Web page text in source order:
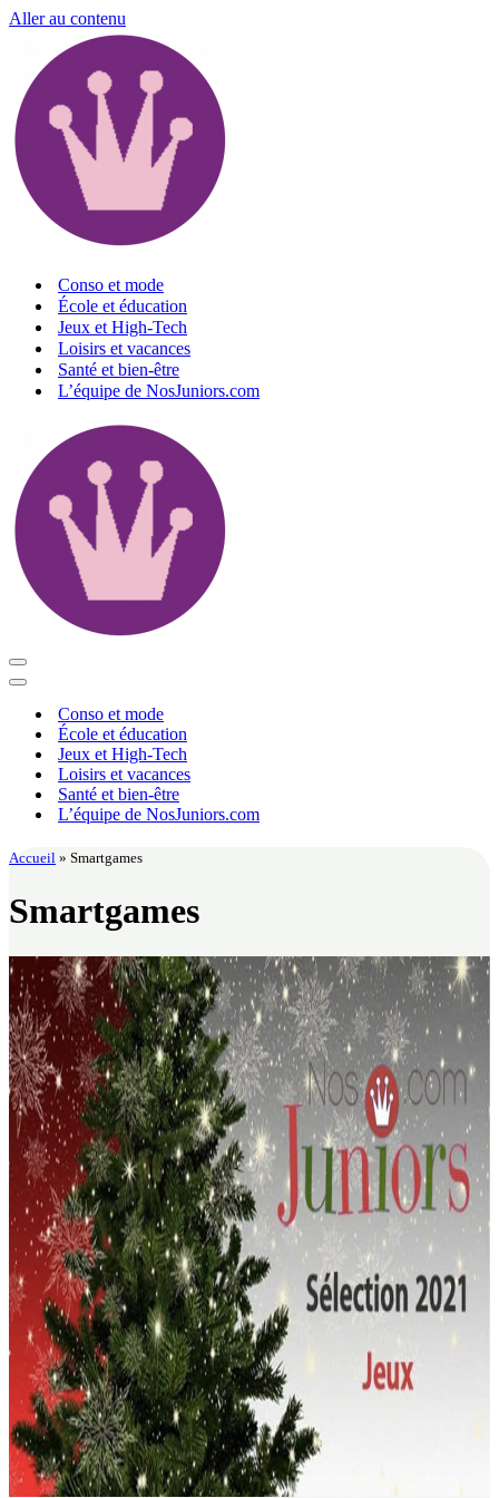
Aller au contenu
Conso et mode
École et éducation
Jeux et High-Tech
Loisirs et vacances
Santé et bien-être
L’équipe de NosJuniors.com
Menu
de
Menu
navigationConso et mode
École et éducation
Jeux et High-Tech
Loisirs et vacances
Santé et bien-être
L’équipe de NosJuniors.com
Accueil » Smartgames
Smartgames